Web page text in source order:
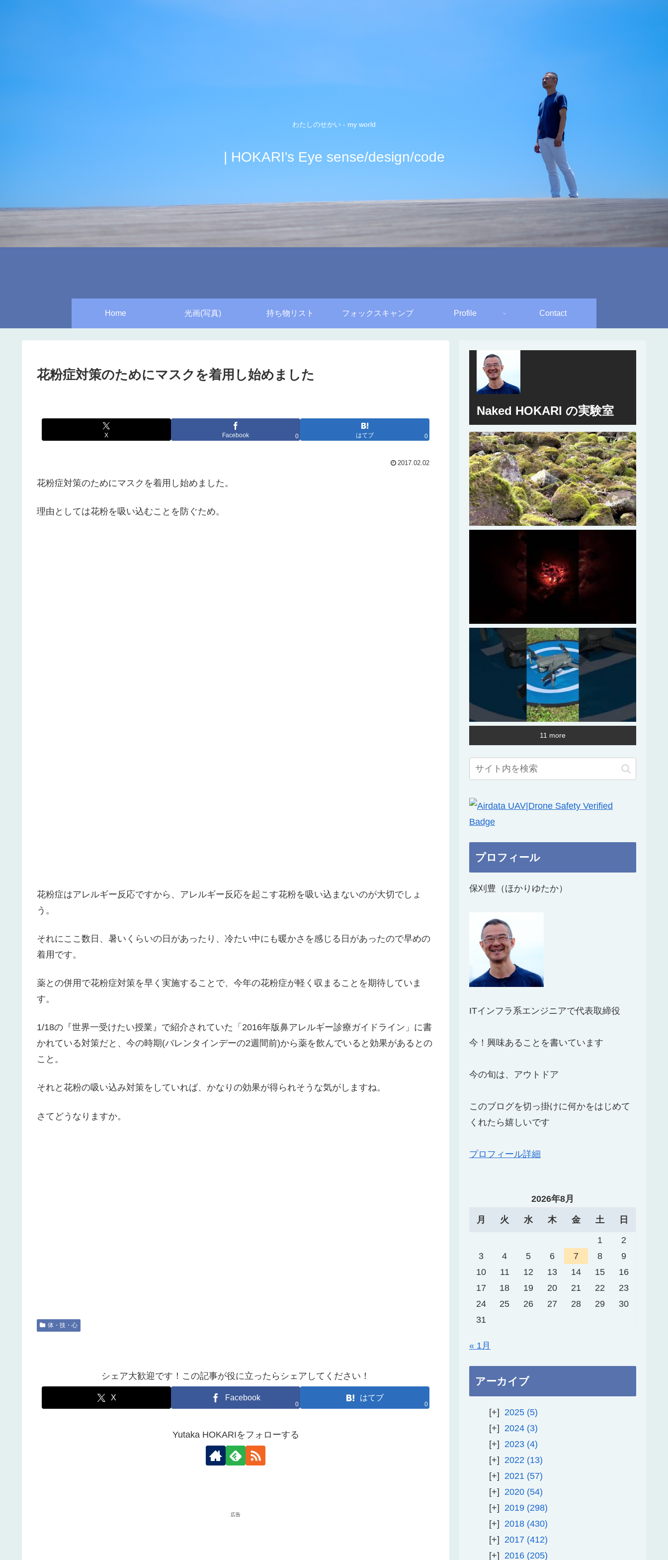
わたしのせかい - my world
| HOKARI's Eye sense/design/code
Home 光画(写真) 持ち物リスト フォックスキャンプ Profile Contact
花粉症対策のためにマスクを着用し始めました
X Facebook 0 はてブ 0
2017.02.02
花粉症対策のためにマスクを着用し始めました。
理由としては花粉を吸い込むことを防ぐため。
花粉症はアレルギー反応ですから、アレルギー反応を起こす花粉を吸い込まないのが大切でしょ
う。
それにここ数日、暑いくらいの日があったり、冷たい中にも暖かさを感じる日があったので早めの
着用です。
薬との併用で花粉症対策を早く実施することで、今年の花粉症が軽く収まることを期待していま
す。
1/18の『世界一受けたい授業』で紹介されていた「2016年版鼻アレルギー診療ガイドライン」に書
かれている対策だと、今の時期(バレンタインデーの2週間前)から薬を飲んでいると効果があるとの
こと。
それと花粉の吸い込み対策をしていれば、かなりの効果が得られそうな気がしますね。
さてどうなりますか。
体・技・心
シェア大歓迎です！この記事が役に立ったらシェアしてください！
X Facebook
0
はてブ
0
Yutaka HOKARIをフォローする
広告
Naked HOKARI の実験室
11 more
プロフィール
保刈豊（ほかりゆたか）
ITインフラ系エンジニアで代表取締役
今！興味あることを書いています
今の旬は、アウトドア
このブログを切っ掛けに何かをはじめて
くれたら嬉しいです
プロフィール詳細
2026年8月
月 火 水 木 金 土 日
1
2
3
4 5 6 7 8
9
10
11 12 13 14 15
16
17
18 19 20 21 22
23
24
25 26 27 28 29
30
31
« 1月
アーカイブ
2025 5
2024 3
2023 4
2022
13
2021
57
2020 54
2019 298
2018 430
2017 412
2016 205